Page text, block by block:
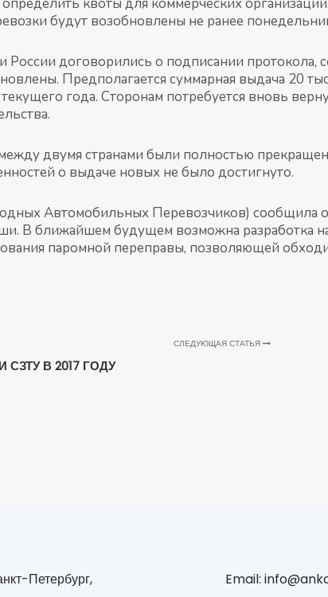
квоты для коммерческих
будут возобновлены не ранее
договорились о подписании протокола,
Предполагается суммарная выдача 20
года. Сторонам потребуется вновь
двумя странами были полностью
о выдаче новых не было достигнуто.
Автомобильных Перевозчиков) сообщила
В ближайшем будущем возможна разработка
паромной переправы, позволяющей
СЛЕДУЮЩАЯ СТАТЬЯ
В 2017 ГОДУ
Петербург,
Email: